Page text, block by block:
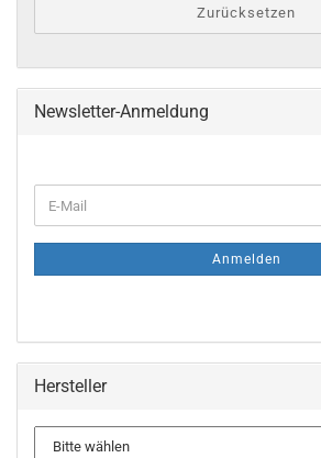
Zurücksetzen
Newsletter-Anmeldung
ZUR
E-
Mail
Anmelden
Hersteller